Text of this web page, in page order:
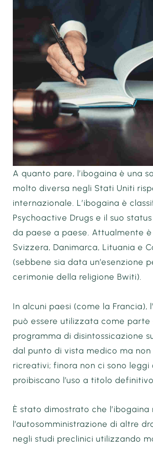
A quanto pare, l’ibogaina è una
molto diversa negli Stati Uniti
internazionale. L’ibogaina è
Psychoactive Drugs e il suo
da paese a paese. Attualmente
Svizzera, Danimarca, Lituania e
(sebbene sia data un’esenzione
cerimonie della religione Bwiti).
In alcuni paesi (come la Francia),
può essere utilizzata come parte
programma di disintossicazione
dal punto di vista medico ma
ricreativi; finora non ci sono leggi
proibiscano l’uso a titolo definitivo.
È stato dimostrato che l’ibogaina
l’autosomministrazione di altre
negli studi preclinici utilizzando